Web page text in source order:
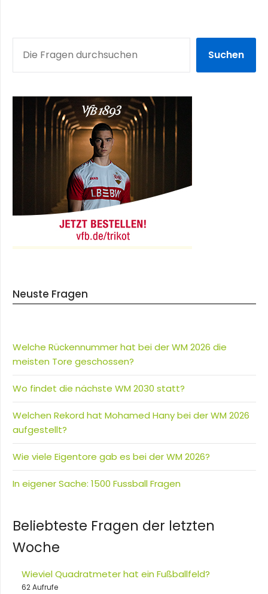
Suchen
Neuste Fragen
Welche Rückennummer hat bei der WM 2026 die
meisten Tore geschossen?
Wo findet die nächste WM 2030 statt?
Welchen Rekord hat Mohamed Hany bei der WM 2026
aufgestellt?
Wie viele Eigentore gab es bei der WM 2026?
In eigener Sache: 1500 Fussball Fragen
Beliebteste Fragen der letzten
Woche
Wieviel Quadratmeter hat ein Fußballfeld?
62 Aufrufe